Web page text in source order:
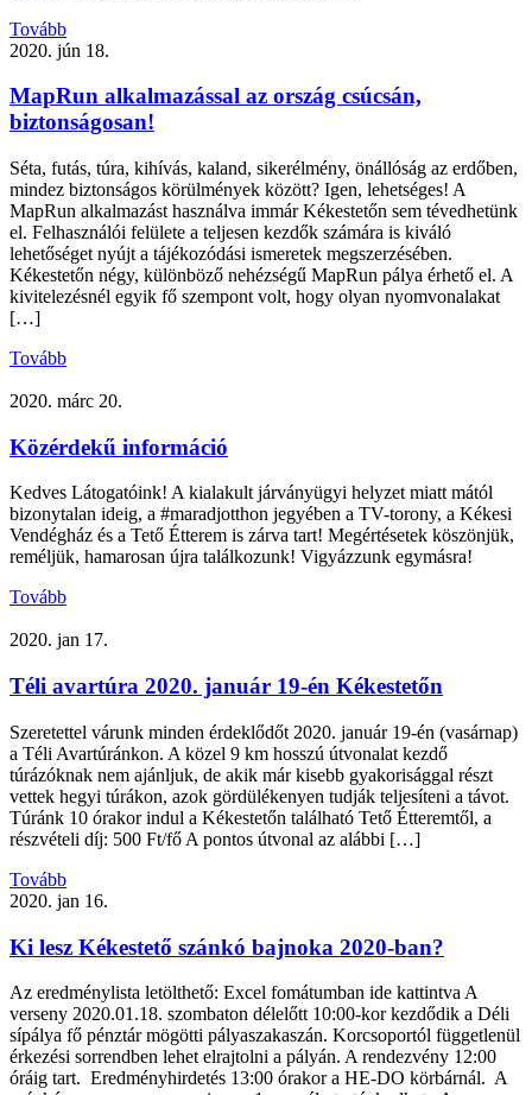
Tovább
2020. jún 18.
MapRun alkalmazással az ország csúcsán,
biztonságosan!
Séta, futás, túra, kihívás, kaland, sikerélmény, önállóság az erdőben,
mindez biztonságos körülmények között? Igen, lehetséges! A
MapRun alkalmazást használva immár Kékestetőn sem tévedhetünk
el. Felhasználói felülete a teljesen kezdők számára is kiváló
lehetőséget nyújt a tájékozódási ismeretek megszerzésében.
Kékestetőn négy, különböző nehézségű MapRun pálya érhető el. A
kivitelezésnél egyik fő szempont volt, hogy olyan nyomvonalakat
[…]
Tovább
2020. márc 20.
Közérdekű információ
Kedves Látogatóink! A kialakult járványügyi helyzet miatt mától
bizonytalan ideig, a #maradjotthon jegyében a TV-torony, a Kékesi
Vendégház és a Tető Étterem is zárva tart! Megértésetek köszönjük,
reméljük, hamarosan újra találkozunk! Vigyázzunk egymásra!
Tovább
2020. jan 17.
Téli avartúra 2020. január 19-én Kékestetőn
Szeretettel várunk minden érdeklődőt 2020. január 19-én (vasárnap)
a Téli Avartúránkon. A közel 9 km hosszú útvonalat kezdő
túrázóknak nem ajánljuk, de akik már kisebb gyakorisággal részt
vettek hegyi túrákon, azok gördülékenyen tudják teljesíteni a távot.
Túránk 10 órakor indul a Kékestetőn található Tető Étteremtől, a
részvételi díj: 500 Ft/fő A pontos útvonal az alábbi […]
Tovább
2020. jan 16.
Ki lesz Kékestető szánkó bajnoka 2020-ban?
Az eredménylista letölthető: Excel fomátumban ide kattintva A
verseny 2020.01.18. szombaton délelőtt 10:00-kor kezdődik a Déli
sípálya fő pénztár mögötti pályaszakaszán. Korcsoportól függetlenül
érkezési sorrendben lehet elrajtolni a pályán. A rendezvény 12:00
óráig tart. Eredményhirdetés 13:00 órakor a HE-DO körbárnál. A